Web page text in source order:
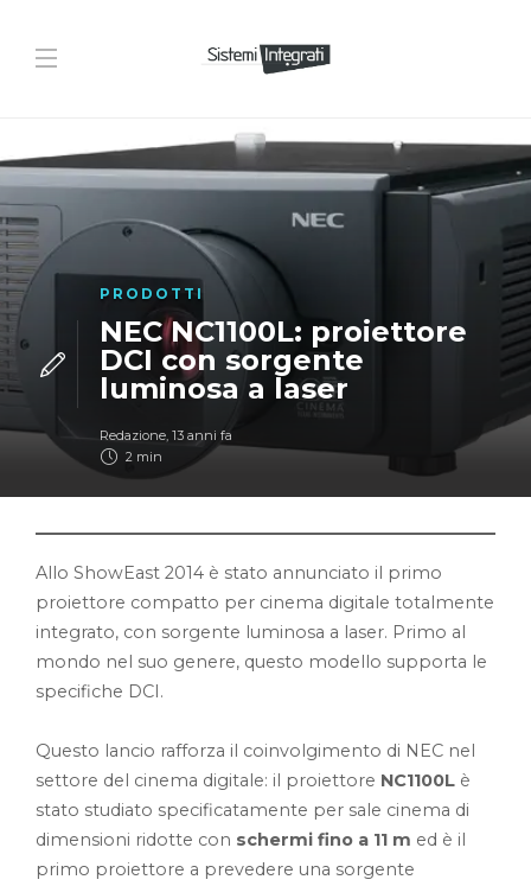
PRODOTTI
NEC NC1100L: proiettore
DCI con sorgente
luminosa a laser
Redazione, 13 anni fa
2 min
Allo ShowEast 2014 è stato annunciato il primo
proiettore compatto per cinema digitale totalmente
integrato, con sorgente luminosa a laser. Primo al
mondo nel suo genere, questo modello supporta le
specifiche DCI.
Questo lancio rafforza il coinvolgimento di NEC nel
settore del cinema digitale: il proiettore NC1100L è
stato studiato specificatamente per sale cinema di
dimensioni ridotte con schermi fino a 11 m ed è il
primo proiettore a prevedere una sorgente